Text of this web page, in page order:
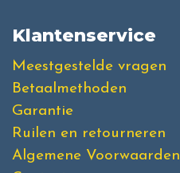
Klantenservice
Meestgestelde vragen
Betaalmethoden
Garantie
Ruilen en retourneren
Algemene Voorwaarden